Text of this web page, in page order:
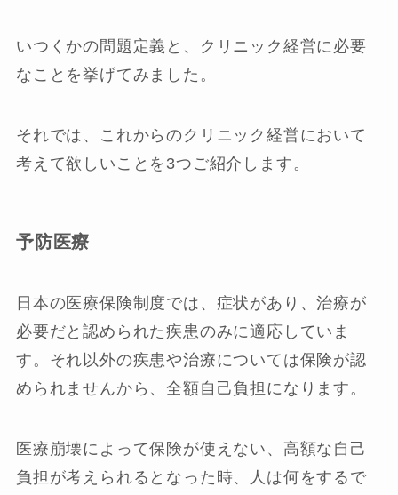
いつくかの問題定義と、クリニック経営に必要
なことを挙げてみました。
それでは、これからのクリニック経営において
考えて欲しいことを3つご紹介します。
予防医療
日本の医療保険制度では、症状があり、治療が
必要だと認められた疾患のみに適応していま
す。それ以外の疾患や治療については保険が認
められませんから、全額自己負担になります。
医療崩壊によって保険が使えない、高額な自己
負担が考えられるとなった時、人は何をするで